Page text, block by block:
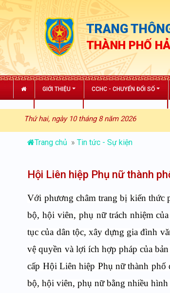
TRANG
THÀNH PHỐ
GIỚI THIỆU CCHC - CHUYỂN ĐỔI SỐ
Thứ hai, ngày 10 tháng 8 năm 2026
Trang chủ »Tin tức - Sự kiện
Hội Liên hiệp Phụ nữ thành
Với phương châm trang bị kiến thức
bộ, hội viên, phụ nữtrách nhiệm
tục của dân tộc, xây dựng gia đình
vệ quyền và lợi ích hợp pháp của
cấp Hội Liên hiệp Phụ nữ thành phố
bộ, hội viên, phụ nữ bằng nhiều